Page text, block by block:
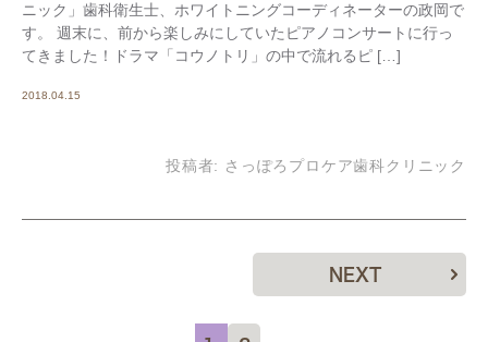
ニック」歯科衛生士、ホワイトニングコーディネーターの政岡で
す。 週末に、前から楽しみにしていたピアノコンサートに行っ
てきました！ドラマ「コウノトリ」の中で流れるピ […]
2018.04.15
投稿者: さっぽろプロケア歯科クリニック
NEXT